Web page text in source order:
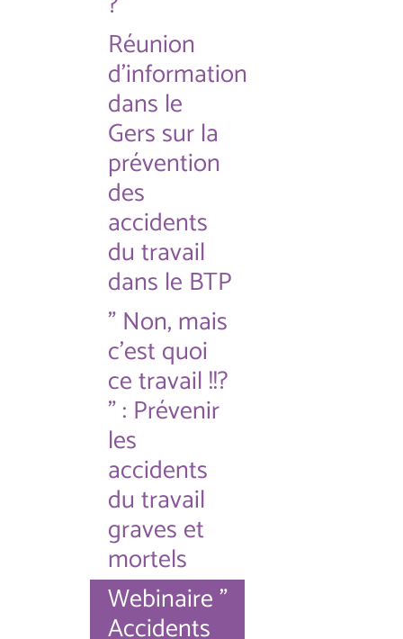
Réunion
d'information
dans le
Gers sur la
prévention
des
accidents
du travail
dans le BTP
" Non, mais
c'est quoi
ce travail !!?
" : Prévenir
les
accidents
du travail
graves et
mortels
Webinaire "
Accidents